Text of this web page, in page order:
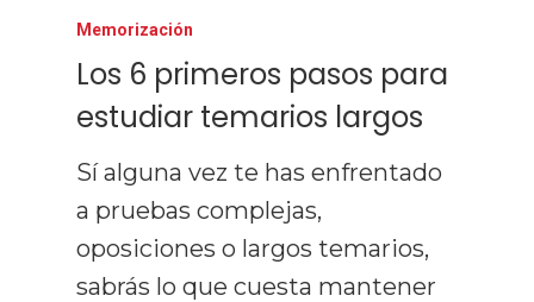
Memorización
Los 6 primeros pasos para
estudiar temarios largos
Sí alguna vez te has enfrentado
a pruebas complejas,
oposiciones o largos temarios,
sabrás lo que cuesta mantener